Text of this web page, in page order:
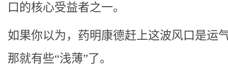
口的核心受益者之一。
如果你以为，药明康德赶上这波风口是运
那就有些“浅薄”了。